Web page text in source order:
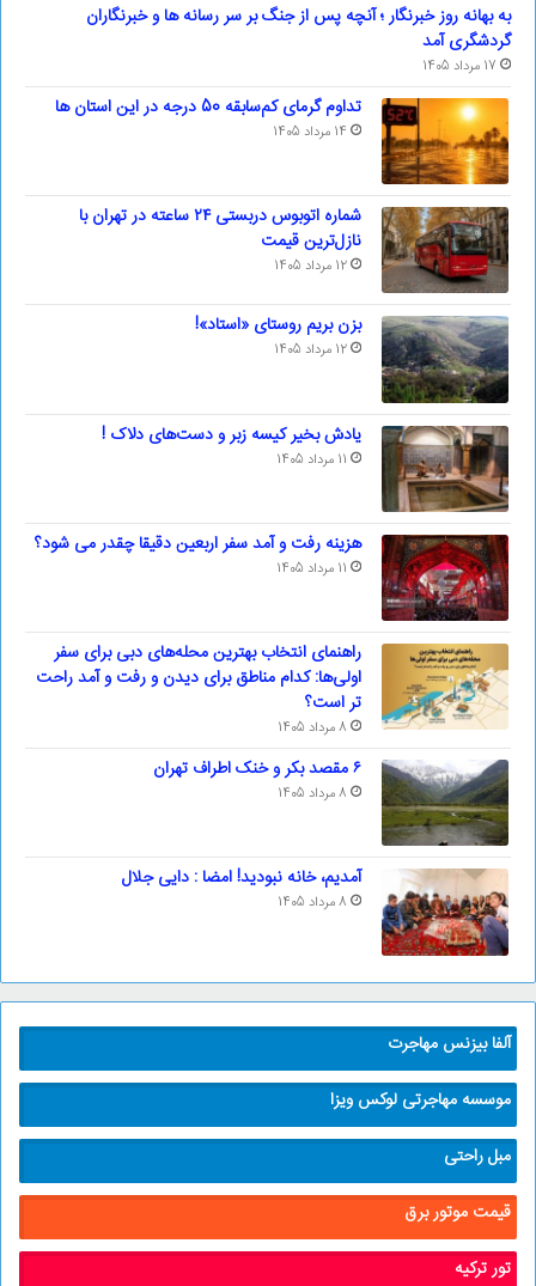
به بهانه روز خبرنگار ؛ آنچه پس از جنگ بر سر رسانه ها و خبرنگاران
گردشگری آمد
17 مرداد 1405
تداوم گرمای کم‌سابقه 50 درجه در این استان ها
14 مرداد 1405
شماره اتوبوس دربستی ۲۴ ساعته در تهران با
نازل‌ترین قیمت
12 مرداد 1405
بزن بریم روستای «استاد»!
12 مرداد 1405
یادش بخیر کیسه‌ زبر و دست‌های دلاک !
11 مرداد 1405
هزینه رفت و آمد سفر اربعین دقیقا چقدر می شود؟
11 مرداد 1405
راهنمای انتخاب بهترین محله‌های دبی برای سفر
اولی‌ها: کدام مناطق برای دیدن و رفت و آمد راحت
تر است؟
8 مرداد 1405
۶ مقصد بکر و خنک اطراف تهران
8 مرداد 1405
آمدیم، خانه نبودید! امضا : دایی جلال
8 مرداد 1405
آلفا بیزنس مهاجرت
موسسه مهاجرتی لوکس ویزا
مبل راحتی
قیمت موتور برق
تور ترکیه